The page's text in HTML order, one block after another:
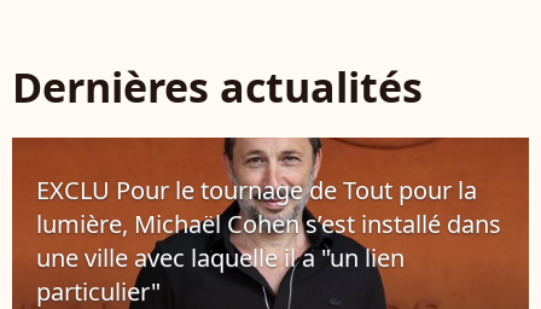
Dernières actualités
EXCLU Pour le tournage de Tout pour la
lumière, Michaël Cohen s’est installé dans
une ville avec laquelle il a "un lien
particulier"